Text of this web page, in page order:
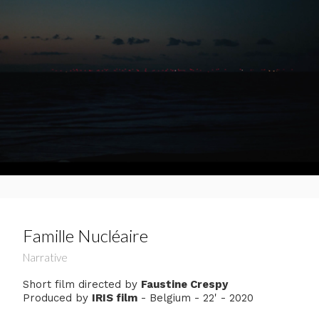
Famille Nucléaire
Narrative
Short film directed by Faustine Crespy
Produced by IRIS film - Belgium - 22' - 2020